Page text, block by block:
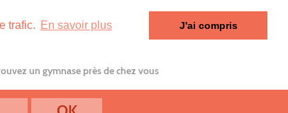
trafic. En savoir plus J'ai compris
un gymnase près de chez vous